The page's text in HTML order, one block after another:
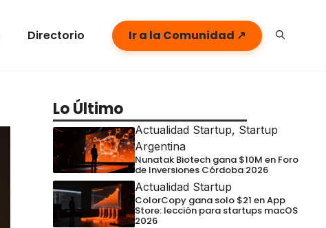
Directorio Ir a la Comunidad ↗
Lo Último
Actualidad Startup, Startup
Argentina
Nunatak Biotech gana $10M en Foro
de Inversiones Córdoba 2026
Actualidad Startup
ColorCopy gana solo $21 en App
Store: lección para startups macOS
2026